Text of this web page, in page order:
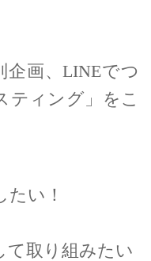
企画、LINEでつ
ティング」をこ
い！
て取り組みたい